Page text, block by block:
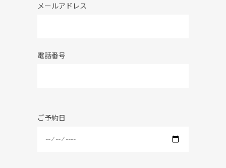
メールアドレス
電話番号
ご予約日